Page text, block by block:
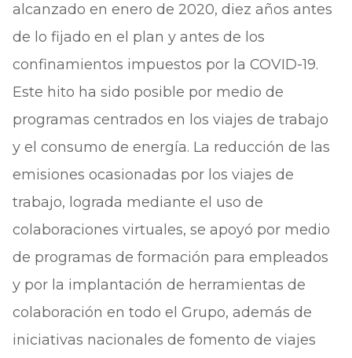
alcanzado en enero de 2020, diez años antes
de lo fijado en el plan y antes de los
confinamientos impuestos por la COVID-19.
Este hito ha sido posible por medio de
programas centrados en los viajes de trabajo
y el consumo de energía. La reducción de las
emisiones ocasionadas por los viajes de
trabajo, lograda mediante el uso de
colaboraciones virtuales, se apoyó por medio
de programas de formación para empleados
y por la implantación de herramientas de
colaboración en todo el Grupo, además de
iniciativas nacionales de fomento de viajes